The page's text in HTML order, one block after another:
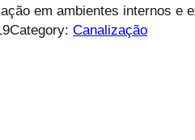
em ambientes internos e
Category: Canalização